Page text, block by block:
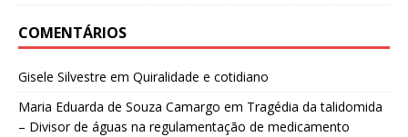
COMENTÁRIOS
Gisele Silvestre em Quiralidade e cotidiano
Maria Eduarda de Souza Camargo em Tragédia da talidomida
– Divisor de águas na regulamentação de medicamento